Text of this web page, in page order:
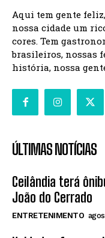
Aqui tem gente
nossa cidade um
cores. Tem
brasileiros, nossas
história, nossa
ÚLTIMAS NOTÍCIAS
Ceilândia terá
João do Cerrado
ENTRETENIMENTO